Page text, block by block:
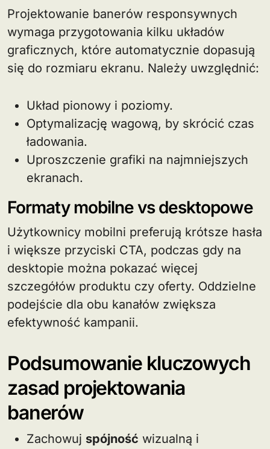
Projektowanie banerów responsywnych
wymaga przygotowania kilku układów
graficznych, które automatycznie dopasują
się do rozmiaru ekranu. Należy uwzględnić:
Układ pionowy i poziomy.
Optymalizację wagową, by skrócić czas
ładowania.
Uproszczenie grafiki na najmniejszych
ekranach.
Formaty mobilne vs desktopowe
Użytkownicy mobilni preferują krótsze hasła
i większe przyciski CTA, podczas gdy na
desktopie można pokazać więcej
szczegółów produktu czy oferty. Oddzielne
podejście dla obu kanałów zwiększa
efektywność kampanii.
Podsumowanie kluczowych
zasad projektowania
banerów
Zachowuj spójność wizualną i